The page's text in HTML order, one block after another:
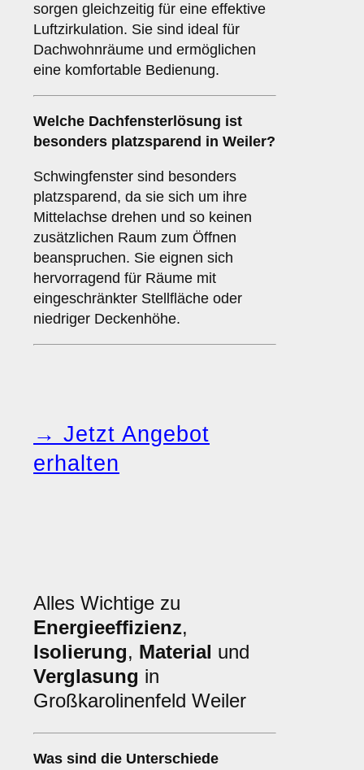
sorgen gleichzeitig für eine effektive
Luftzirkulation. Sie sind ideal für
Dachwohnräume und ermöglichen
eine komfortable Bedienung.
Welche Dachfensterlösung ist
besonders platzsparend in Weiler?
Schwingfenster sind besonders
platzsparend, da sie sich um ihre
Mittelachse drehen und so keinen
zusätzlichen Raum zum Öffnen
beanspruchen. Sie eignen sich
hervorragend für Räume mit
eingeschränkter Stellfläche oder
niedriger Deckenhöhe.
→ Jetzt Angebot
erhalten
Alles Wichtige zu
Energieeffizienz,
Isolierung, Material und
Verglasung in
Großkarolinenfeld Weiler
Was sind die Unterschiede